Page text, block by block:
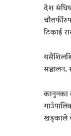
देश संघिय
टिकाई
कानुनका
खड्काले